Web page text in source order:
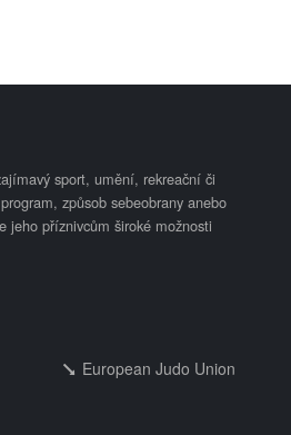
sport, umění, rekreační či
způsob sebeobrany anebo
jeho příznivcům široké možnosti
European Judo Union